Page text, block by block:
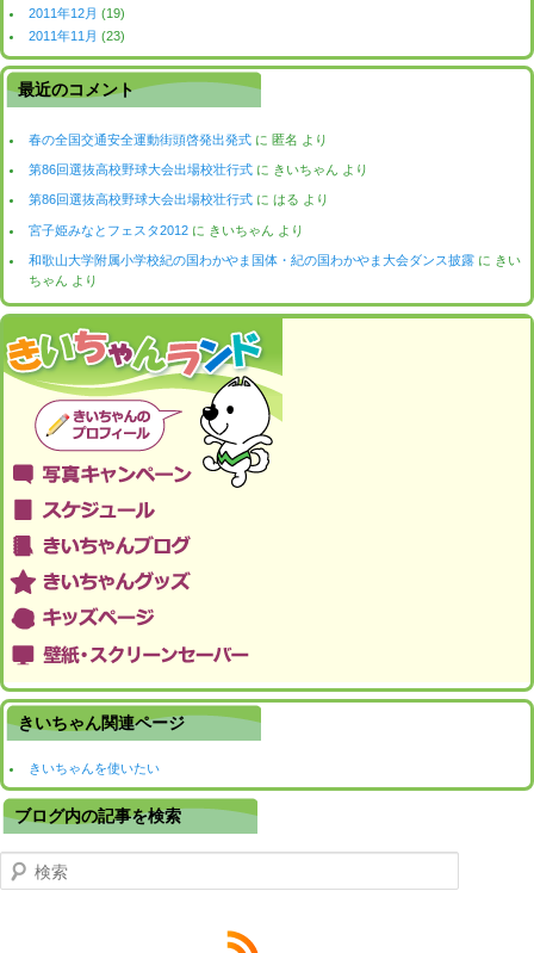
2011年12月 (19)
2011年11月 (23)
最近のコメント
春の全国交通安全運動街頭啓発出発式 に匿名 より
第86回選抜高校野球大会出場校壮行式 に きいちゃん より
第86回選抜高校野球大会出場校壮行式 にはる より
宮子姫みなとフェスタ2012 に きいちゃん より
和歌山大学附属小学校紀の国わかやま国体・紀の国わかやま大会ダンス披露 に きい
ちゃん より
きいちゃん関連ページ
きいちゃんを使いたい
ブログ内の記事を検索
検索